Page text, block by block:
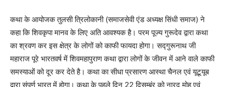
कथा के आयोजक तुलसी त्रिलोकानी (समाजसेवी एंड अध्यक्ष सिंधी समाज) ने
कहा कि शिवकृपा मानव के लिए अति आवश्यक है। परम पूज्य गुरूदेव द्वारा कथा
का श्रवण कर इस क्षेत्र के लोगों को काफी फायदा होगा। सद्गुरूनाथ जी
महाराज पूरे भारतवर्ष में शिवमहापुराण कथा द्वारा लोगों के जीवन में आने वाले काफी
समस्याओं को दूर कर देते है। कथा का सीधा प्रसारण आस्था चैनल एवं यूटूयूब
द्वारा संपूर्ण भारत में होगा। कथा के पहले दिन 22 दिसम्बंर को नारद मोह एवं